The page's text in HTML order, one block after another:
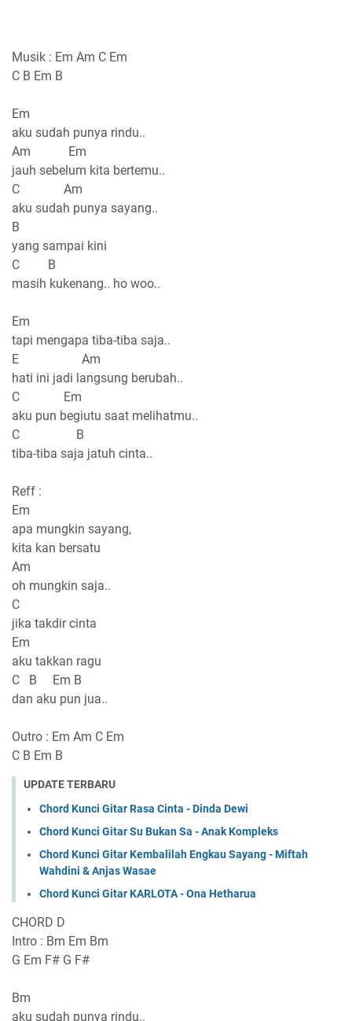
Musik : Em Am C Em
C B Em B
Em
aku sudah punya rindu..
Am Em
jauh sebelum kita bertemu..
C Am
aku sudah punya sayang..
B
yang sampai kini
C B
masih kukenang.. ho woo..
Em
tapi mengapa tiba-tiba saja..
E Am
hati ini jadi langsung berubah..
C Em
aku pun begiutu saat melihatmu..
C B
tiba-tiba saja jatuh cinta..
Reff :
Em
apa mungkin sayang,
kita kan bersatu
Am
oh mungkin saja..
C
jika takdir cinta
Em
aku takkan ragu
C B Em B
dan aku pun jua..
Outro : Em Am C Em
C B Em B
UPDATE TERBARU
Chord Kunci Gitar Rasa Cinta - Dinda Dewi
Chord Kunci Gitar Su Bukan Sa - Anak Kompleks
Chord Kunci Gitar Kembalilah Engkau Sayang - Miftah
Wahdini & Anjas Wasae
Chord Kunci Gitar KARLOTA - Ona Hetharua
CHORD D
Intro : Bm Em Bm
G Em F# G F#
Bm
aku sudah punya rindu..